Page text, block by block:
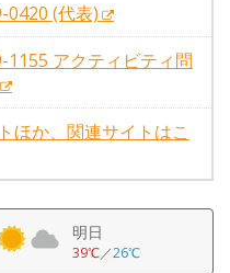
0420 (代表)
1155 アクティビティ問
ほか、関連サイトはこ
明日
39℃／26℃